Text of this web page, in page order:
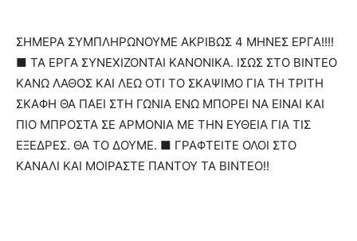
ΣΗΜΕΡΑ ΣΥΜΠΛΗΡΩΝΟΥΜΕ ΑΚΡΙΒΩΣ 4 ΜΗΝΕΣ ΕΡΓΑ!!!!
■ ΤΑ ΕΡΓΑ ΣΥΝΕΧΙΖΟΝΤΑΙ ΚΑΝΟΝΙΚΑ. ΙΣΩΣ ΣΤΟ ΒΙΝΤΕΟ
ΚΑΝΩ ΛΑΘΟΣ ΚΑΙ ΛΕΩ ΟΤΙ ΤΟ ΣΚΑΨΙΜΟ ΓΙΑ ΤΗ ΤΡΙΤΗ
ΣΚΑΦΗ ΘΑ ΠΑΕΙ ΣΤΗ ΓΩΝΙΑ ΕΝΩ ΜΠΟΡΕΙ ΝΑ ΕΙΝΑΙ ΚΑΙ
ΠΙΟ ΜΠΡΟΣΤΑ ΣΕ ΑΡΜΟΝΙΑ ΜΕ ΤΗΝ ΕΥΘΕΙΑ ΓΙΑ ΤΙΣ
ΕΞΕΔΡΕΣ. ΘΑ ΤΟ ΔΟΥΜΕ. ■ ΓΡΑΦΤΕΙΤΕ ΟΛΟΙ ΣΤΟ
ΚΑΝΑΛΙ ΚΑΙ ΜΟΙΡΑΣΤΕ ΠΑΝΤΟΥ ΤΑ ΒΙΝΤΕΟ!!